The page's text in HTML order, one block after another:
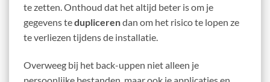
te zetten. Onthoud dat het altijd beter is om je
gegevens teduplicerendan om het risico te lopen ze
te verliezen tijdens de installatie.
Overweeg bij het back-uppen niet alleen je
persoonlijke bestanden, maar ook je applicaties en